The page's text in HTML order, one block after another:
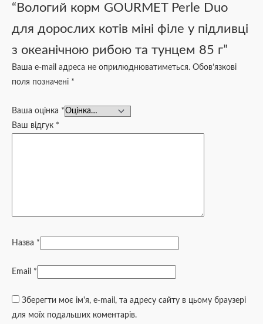
“Вологий корм GOURMET Perle Duo
для дорослих котів міні філе у підливці
з океанічною рибою та тунцем 85 г”
Ваша e-mail адреса не оприлюднюватиметься. Обов’язкові
поля позначені *
Ваша оцінка *
Ваш відгук *
Назва *
Email *
Зберегти моє ім'я, e-mail, та адресу сайту в цьому браузері
для моїх подальших коментарів.